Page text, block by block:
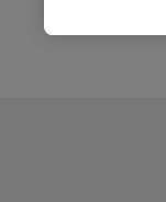
USPs van Lidl.be
u interesse
niet te kopen),
Onder
Door op